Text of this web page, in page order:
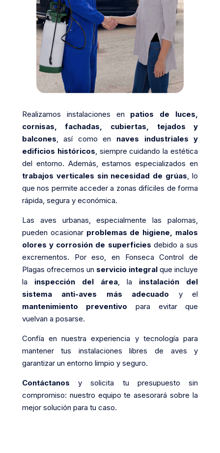
Realizamos instalaciones en patios de luces,
cornisas, fachadas, cubiertas, tejados y
balcones, así como en naves industriales y
edificios históricos, siempre cuidando la estética
del entorno. Además, estamos especializados en
trabajos verticales sin necesidad de grúas, lo
que nos permite acceder a zonas difíciles de forma
rápida, segura y económica.
Las aves urbanas, especialmente las palomas,
pueden ocasionar problemas de higiene, malos
olores y corrosión de superficies debido a sus
excrementos. Por eso, en Fonseca Control de
Plagas ofrecemos un servicio integral que incluye
la inspección del área, la instalación del
sistema anti-aves más adecuado y el
mantenimiento preventivo para evitar que
vuelvan a posarse.
Confía en nuestra experiencia y tecnología para
mantener tus instalaciones libres de aves y
garantizar un entorno limpio y seguro.
Contáctanos y solicita tu presupuesto sin
compromiso: nuestro equipo te asesorará sobre la
mejor solución para tu caso.